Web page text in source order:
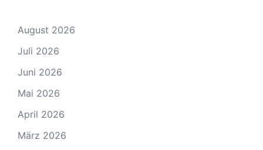
August 2026
Juli 2026
Juni 2026
Mai 2026
April 2026
März 2026